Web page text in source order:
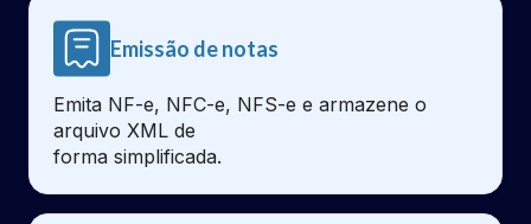
Emissão de notas
Emita NF-e, NFC-e, NFS-e e armazene o
arquivo XML de
forma simplificada.